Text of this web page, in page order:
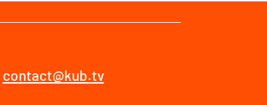
contact@kub.tv